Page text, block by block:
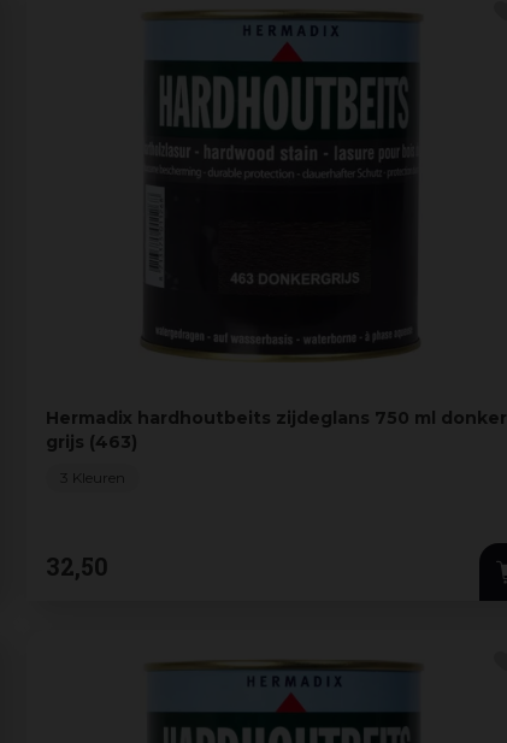
Hermadix hardhoutbeits zijdeglans 750 ml donker
grijs (463)
32,50
3 Kleuren